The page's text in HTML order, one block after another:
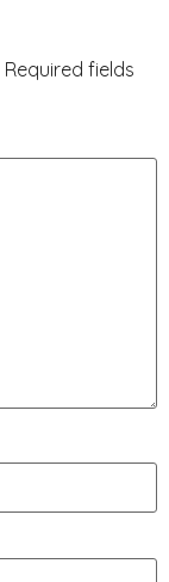
Required fields